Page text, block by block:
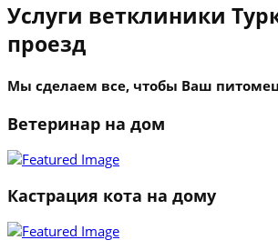
Услуги ветклиники
проезд
Мы сделаем все, чтобы Ваш
Ветеринар на дом
Кастрация кота на дому